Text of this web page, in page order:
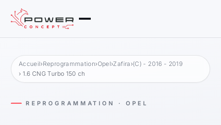
Accueil›Reprogrammation›Opel›Zafira ›(C) - 2016 - 2019
› 1.6 CNG Turbo 150 ch
REPROGRAMMATION · OPEL